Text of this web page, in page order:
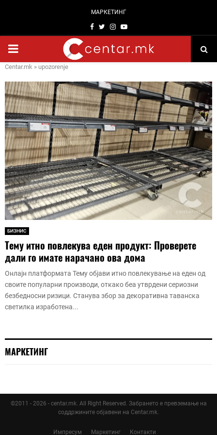
МАРКЕТИНГ
Facebook
TwitterInstagram
Youtube
PRIMARY
Centar.mk » upozorenje
БИЗНИС
Тему итно повлекува еден продукт: Проверете
дали го имате нарачано ова дома
Онлајн платформата Тему објави итно повлекување на еден од
своите популарни производи, откако беа утврдени сериозни
безбедносни ризици. Станува збор за декоративна таванска
светилка изработена...
МАРКЕТИНГ
©2011 - 2026 - centar.mk. All Right Reserved. Забрането е превземање на
соддржините објавени на Centar.mk.
Импресум Маркетинг Контакти